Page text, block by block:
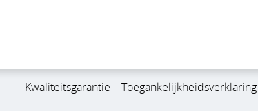
Kwaliteitsgarantie Toegankelijkheidsverklaring